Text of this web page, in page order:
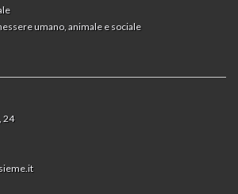
umano, animale e sociale
24